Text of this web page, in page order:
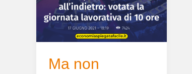
Ma non
meno
guadagnando
come
se
lavorato